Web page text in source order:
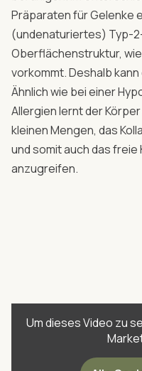
Präparaten für Gelenke
(undenaturiertes) Typ-
Oberflächenstruktur,
vorkommt. Deshalb
Ähnlich wie bei einer
Allergien lernt der
kleinen Mengen, das
und somit auch das freie
anzugreifen.
Um dieses Video zu
Du möchtest noch
und Produkte unseres